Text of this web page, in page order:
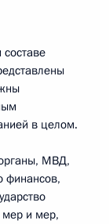
в целом.
МВД,
финансов,
мер и мер,